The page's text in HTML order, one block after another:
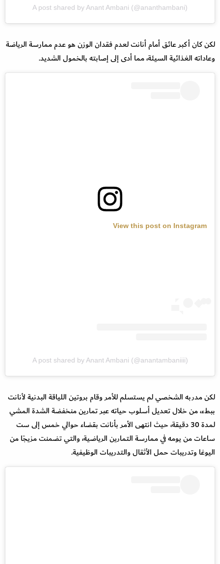
A post shared by Anant Ambani (@ananthambani)
لكن كان أكبر عائق أمام أنانت لعدم فقدان الوزن هو عدم ممارسة الرياضة
وعاداته الغذائية السيئة، مما أدى إلى إصابته بالخمول الشديد.
View this post on Instagram
A post shared by Anant Ambani (@anantambaniiii)
لكن مدربه الشخصي لم يستسلم للأمر وقام بروتين اللياقة البدنية لأنانت
ببطء، من خلال تعديل أسلوب حياته عبر تمارين منخفضة الشدة المشي
لمدة 30 دقيقة، حيث انتهى الأمر بأنانت بقضاء حوالي خمس إلى ست
ساعات من يومه في ممارسة التمارين الرياضية، والتي تضمنت مزيجًا من
اليوغا وتدريبات حمل الأثقال والتدريبات الوظيفية.